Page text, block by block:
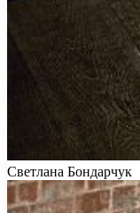
Светлана Бондарчук